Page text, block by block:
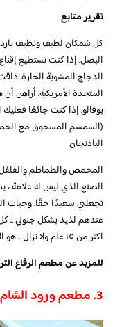
تقرير متابع
كل شمكان لطيف ونظيف
الدجاج المشوية الحارة. ذاقت
المتحدة الأمريكية. أراهن
(السمسم المسحوق مع
الباذنجان
المحمص والطماطم
الصنع الذي ليس له علامة ،
تجعلني سعيدًا حقًا. وجبات
عندهم لذيذ بشكل جنوني ..
اكثر من ١٥ عام ولا نزال .. هو الافضل دائما
للمزيد عن مطعم الرفاع
3. مطعم ورود الشام من افخم مطاعم في قطر